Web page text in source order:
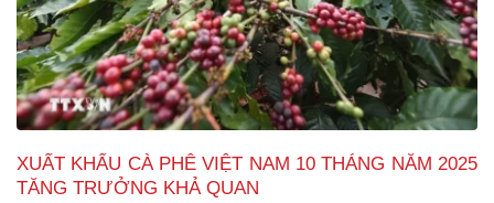
XUẤT KHẨU CÀ PHÊ VIỆT NAM 10 THÁNG NĂM 2025
TĂNG TRƯỞNG KHẢ QUAN